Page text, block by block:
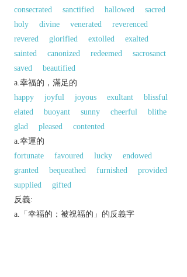
consecrated
sanctified hallowed
sacred
holy
divine venerated
reverenced
revered
glorified extolled
exalted
sainted
canonized redeemed
sacrosanct
saved
beautified
a.幸福的，滿足的
happy
joyful joyous exultant
blissful
elated
buoyant sunny cheerful
blithe
glad
pleased
contented
a.幸運的
fortunate
favoured lucky
endowed
granted
bequeathed furnished
provided
supplied
gifted
反義:
a.「幸福的；被祝福的」的反義字